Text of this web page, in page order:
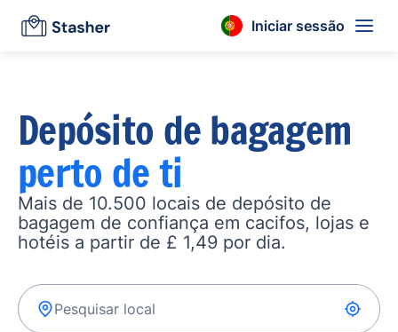
Iniciar sessão
Depósito de bagagem
perto de ti
Mais de 10.500 locais de depósito de
bagagem de confiança em cacifos, lojas e
hotéis a partir de £ 1,49 por dia.